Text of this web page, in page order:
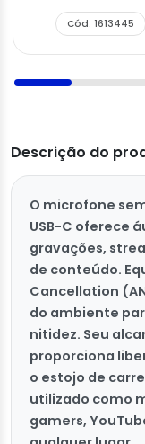
Cód. 1613445
Descrição do
O microfone
USB-C oferece
gravações,
de conteúdo.
Cancellation
do ambiente
nitidez. Seu
proporciona
o estojo de
utilizado como
gamers,